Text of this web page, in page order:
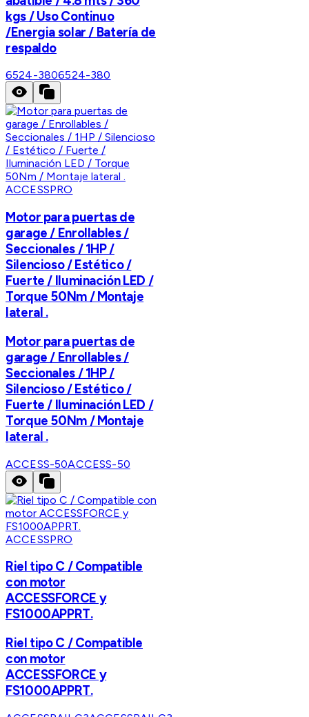
kgs / Uso Continuo
/Energia solar / Batería de
respaldo
6524-3806524-380
ACCESSPRO
Motor para puertas de
garage / Enrollables /
Seccionales / 1HP /
Silencioso / Estético /
Fuerte / Iluminación LED /
Torque 50Nm / Montaje
lateral .
Motor para puertas de
garage / Enrollables /
Seccionales / 1HP /
Silencioso / Estético /
Fuerte / Iluminación LED /
Torque 50Nm / Montaje
lateral .
ACCESS-50ACCESS-50
ACCESSPRO
Riel tipo C / Compatible
con motor
ACCESSFORCE y
FS1000APPRT.
Riel tipo C / Compatible
con motor
ACCESSFORCE y
FS1000APPRT.